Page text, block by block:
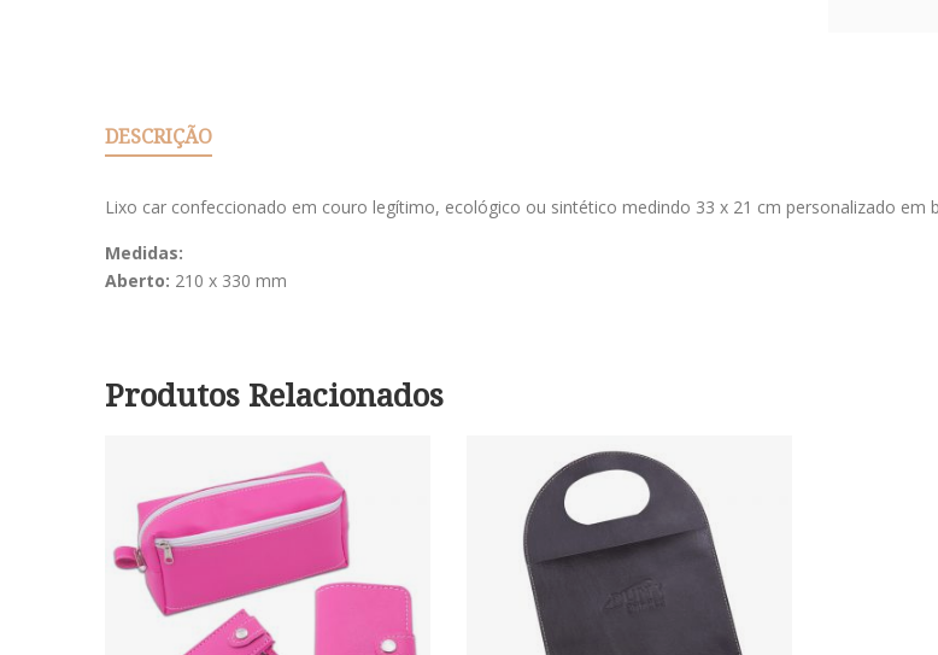
DESCRIÇÃO
Lixo car confeccionado em couro legítimo, ecológico ou sintético medindo 33 x 21 cm personalizado em
Medidas:
Aberto: 210 x 330 mm
Produtos Relacionados